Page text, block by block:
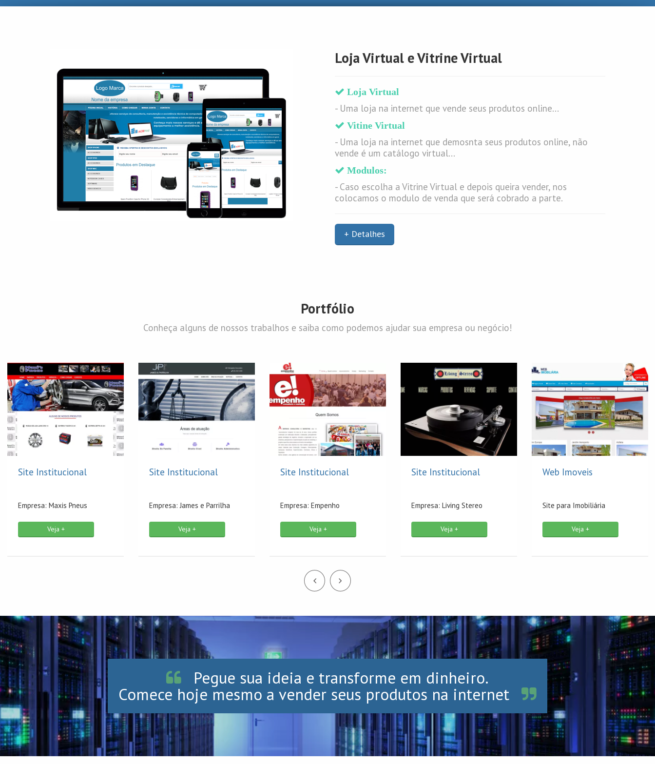
Loja Virtual e Vitrine Virtual
Loja Virtual
- Uma loja na internet que vende seus produtos online...
Vitine Virtual
- Uma loja na internet que demosnta seus produtos online, não
vende é um catálogo virtual...
Modulos:
- Caso escolha a Vitrine Virtual e depois queira vender, nos
colocamos o modulo de venda que será cobrado a parte.
+ Detalhes
Portfólio
Conheça alguns de nossos trabalhos e saiba como podemos ajudar sua empresa ou negócio!
Site Institucional
Empresa: Maxis Pneus
Veja +
Site Institucional
Empresa: James e Parrilha
Veja +
Site Institucional
Empresa: Empenho
Veja +
Site Institucional
Empresa: Living Stereo
Veja +
Web Imoveis
Site para Imobiliária
Veja +
Pegue sua ideia e transforme em dinheiro.
Comece hoje mesmo a vender seus produtos na internet